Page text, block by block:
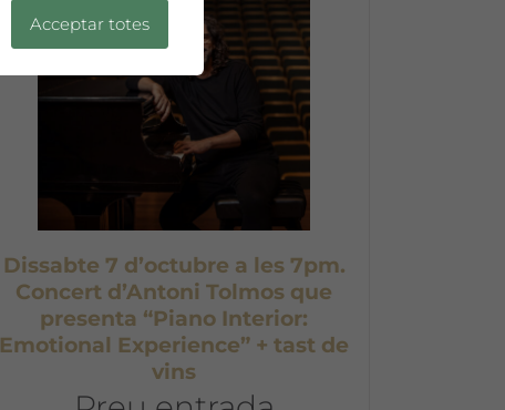
Dissabte 7 d’octubre a les 7pm.
Concert d’Antoni Tolmos que
presenta “Piano Interior:
Emotional Experience” + tast de
vins
Acceptar totes